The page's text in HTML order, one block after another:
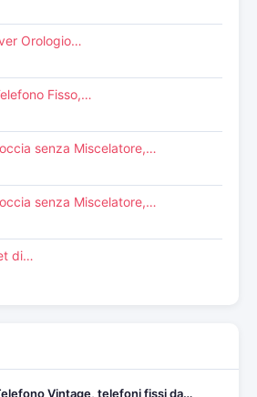
Orologio…
Fisso,…
senza Miscelatore,…
senza Miscelatore,…
di…
Vintage, telefoni fissi da…